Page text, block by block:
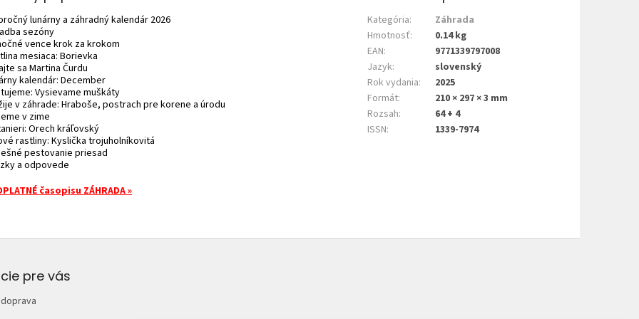
lunárny a záhradný kalendár 2026
sezóny
vence krok za krokom
mesiaca: Borievka
sa Martina Čurdu
kalendár: December
Vysievame muškáty
v záhrade: Hraboše, postrach pre korene a úrodu
v zime
Orech kráľovský
rastliny: Kyslička trojuholníkovitá
pestovanie priesad
a odpovede
časopisu ZÁHRADA»
Kategória:
Záhrada
Hmotnosť:
0.14 kg
EAN:
9771339797008
Jazyk:
slovenský
Rok vydania:
2025
Formát:
210 × 297 × 3 mm
Rozsah:
64 + 4
ISSN: 1339-7974
pre vás